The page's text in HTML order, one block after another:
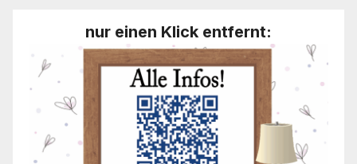
nur einen Klick entfernt: